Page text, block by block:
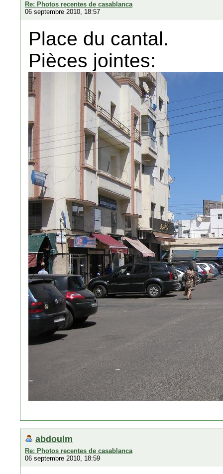
Re: Photos recentes de casablanca
06 septembre 2010, 18:57
Place du cantal.
Pièces jointes:
abdoulm
Re: Photos recentes de casablanca
06 septembre 2010, 18:59